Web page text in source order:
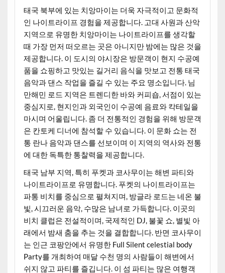
태국 북부에 있는 치앙마이는 더욱 자극적이고 문화적
인 나이트라이프 경험을 제공합니다. 고대 사원과 산악
지역으로 유명한 치앙마이는 나이트라이프를 생각할
때 가장 먼저 떠오르는 곳은 아니지만 밤에는 많은 것을
제공합니다. 이 도시의 야시장은 방문객이 현지 수공예
품을 쇼핑하고 맛있는 길거리 음식을 맛보고 전통 태국
음악과 댄스 작업을 즐길 수 있는 주요 명소입니다. 님
만해민 로드 지역은 트렌디한 바와 커피숍, 서점이 있는
중심지로, 현지인과 외국인이 수공예 음료와 칵테일을
마시며 어울립니다. 좀 더 전통적인 경험을 위해 방문객
은 칸토케 디너에 참석할 수 있습니다. 이 문화 쇼는 전
통 란나 음악과 댄스를 선보이며 이 지역의 역사와 전통
에 대한 독특한 통찰력을 제공합니다.
태국 남부 지역, 특히 푸켓과 코사무이는 해변 파티와
나이트라이프로 유명합니다. 푸켓의 나이트라이프는
파통 비치를 중심으로 펼쳐지며, 방글라 로드는 네온 불
빛, 시끄러운 음악, 수많은 남녀로 가득합니다. 이곳의
비치 클럽은 전설적이며, 국제적인 DJ, 불꽃 쇼, 별빛 아
래에서 밤새 춤을 추는 것을 결합합니다. 반면 코사무이
는 인근 코팡안에서 유명한 Full Silent celestial body
Party를 개최하여 매달 수천 명의 사람들이 해변에서
쉬지 않고 파티를 즐깁니다. 이 섬 파티는 많은 여행객